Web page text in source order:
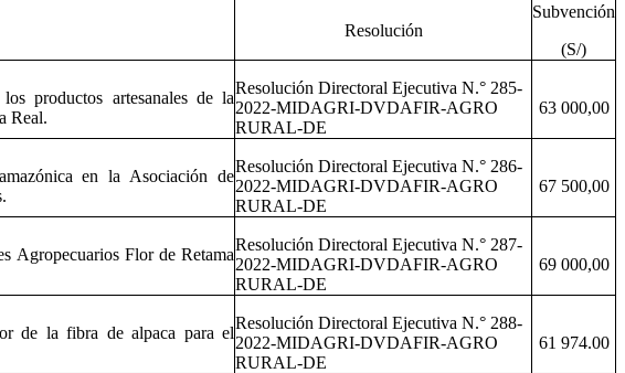
Resolución
Subvención
(S/)
productos artesanales de la
Real.
Resolución Directoral Ejecutiva N.° 285-
2022-MIDAGRI-DVDAFIR-AGRO
RURAL-DE
63 000,00
en la Asociación de
Resolución Directoral Ejecutiva N.° 286-
2022-MIDAGRI-DVDAFIR-AGRO
RURAL-DE
67 500,00
Agropecuarios Flor de Retama
Resolución Directoral Ejecutiva N.° 287-
2022-MIDAGRI-DVDAFIR-AGRO
RURAL-DE
69 000,00
de la fibra de alpaca para el
Resolución Directoral Ejecutiva N.° 288-
2022-MIDAGRI-DVDAFIR-AGRO
RURAL-DE
61 974.00